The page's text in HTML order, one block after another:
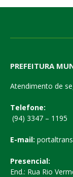
PREFEITURA
Atendimento de
Telefone:
(94) 3347 – 1195
E-mail:
Presencial:
End.: Rua Rio